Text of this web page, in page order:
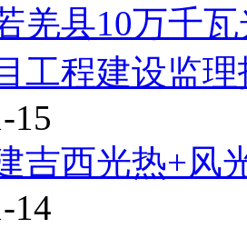
羌县10万千
工程建设监理
15
吉西光热+风
14